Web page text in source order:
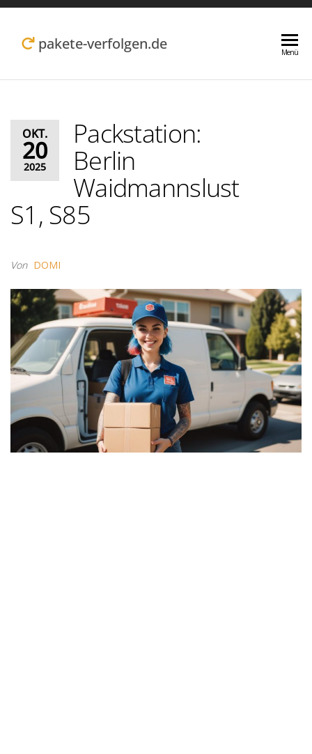
Zum
Inhalt pakete-verfolgen.de Menü
OKT.
20
2025
Packstation:
Berlin
Waidmannslust
S1, S85
Von DOMI